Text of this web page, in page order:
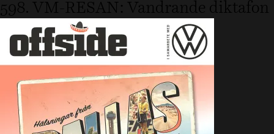
598. VM-RESAN: Vandrande diktafon